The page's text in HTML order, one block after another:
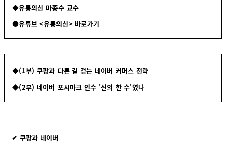
◆유통의신 마종수 교수
●유튜브 <유통의신> 바로가기
◆(1부) 쿠팡과 다른 길 걷는 네이버 커머스 전략
◆(2부) 네이버 포시마크 인수 '신의 한 수'였나
✔ 쿠팡과 네이버